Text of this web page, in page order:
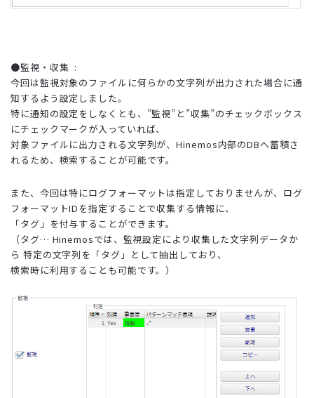
●監視・収集 :
今回は監視対象のファイルに何らかの文字列が出力された場合に通
知するよう設定しました。
特に通知の設定をしなくとも、”監視”と”収集”のチェックボックス
にチェックマークが入っていれば、
対象ファイルに出力される文字列が、Hinemos内部のDBへ蓄積さ
れるため、検索することが可能です。
また、今回は特にログフォーマットは指定しておりませんが、ログ
フォーマットIDを指定することで収集する情報に、
「タグ」を付与することができます。
（タグ… Hinemosでは、監視設定により収集した文字列データか
ら 特定の文字列を「タグ」として抽出しており、
検索時に利用することも可能です。）